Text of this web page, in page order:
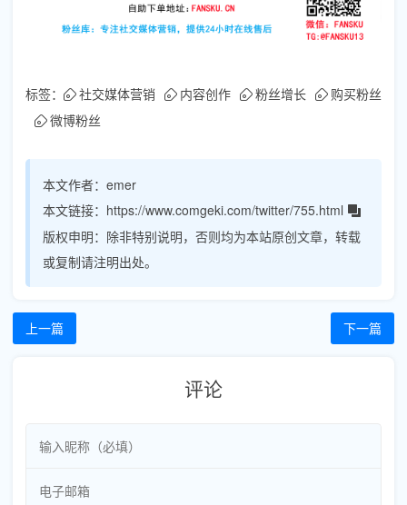
标签： 社交媒体营销 内容创作 粉丝增长
购买粉丝
微博粉丝
本文作者： emer
本文链接： https://www.comgeki.com/twitter/755.html
版权申明： 除非特别说明，否则均为本站原创文章，转载
或复制请注明出处。
上一篇 下一篇
评论